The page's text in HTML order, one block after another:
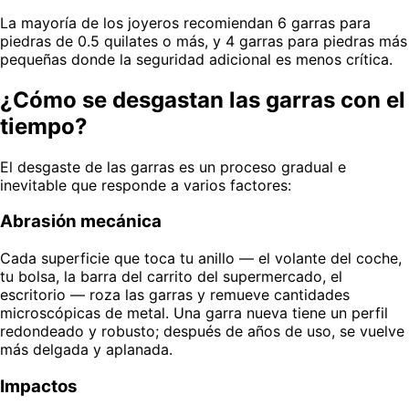
La mayoría de los joyeros recomiendan 6 garras para
piedras de 0.5 quilates o más, y 4 garras para piedras más
pequeñas donde la seguridad adicional es menos crítica.
¿Cómo se desgastan las garras con el
tiempo?
El desgaste de las garras es un proceso gradual e
inevitable que responde a varios factores:
Abrasión mecánica
Cada superficie que toca tu anillo — el volante del coche,
tu bolsa, la barra del carrito del supermercado, el
escritorio — roza las garras y remueve cantidades
microscópicas de metal. Una garra nueva tiene un perfil
redondeado y robusto; después de años de uso, se vuelve
más delgada y aplanada.
Impactos